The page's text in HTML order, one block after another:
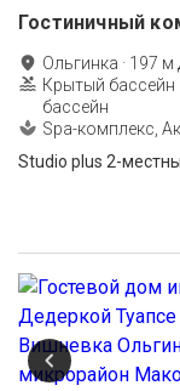
Гостиничный
Ольгинка · 197 м
Крытый бассейн
бассейн
Spa-комплекс,
Studio plus 2-